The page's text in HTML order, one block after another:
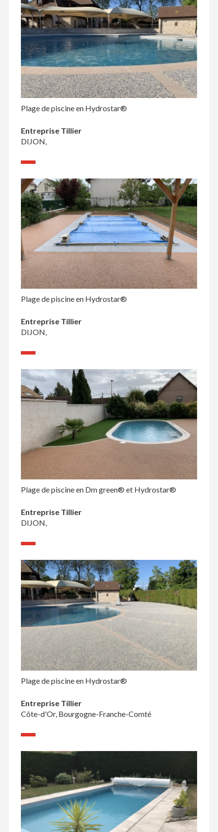
Plage de piscine en Hydrostar®
Entreprise Tillier
DIJON,
Plage de piscine en Hydrostar®
Entreprise Tillier
DIJON,
Plage de piscine en Dm green® et Hydrostar®
Entreprise Tillier
DIJON,
Plage de piscine en Hydrostar®
Entreprise Tillier
Côte-d'Or, Bourgogne-Franche-Comté